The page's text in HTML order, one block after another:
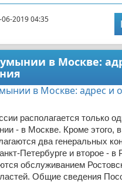
06-2019 04:35
в Москве:
располагается только
- в Москве. Кроме этого,
два генеральных
Петербурге и второе - в
обслуживанием
Общие сведения